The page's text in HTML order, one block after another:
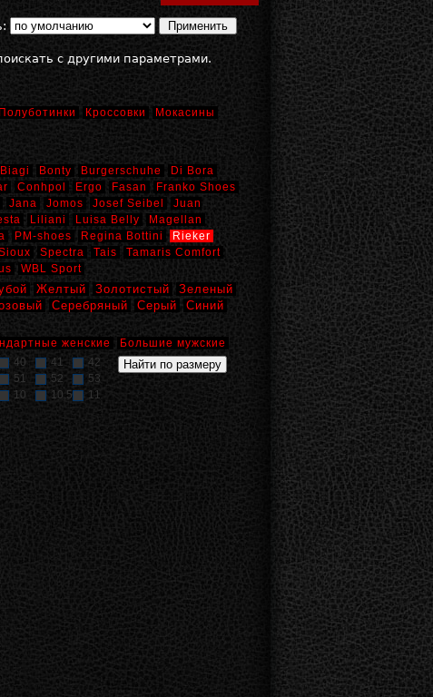
с другими параметрами.
Полуботинки Кроссовки
Мокасины
Bonty Burgerschuhe
Di Bora
Conhpol Ergo Fasan
Franko Shoes
Jana Jomos Josef Seibel
Juan
Liliani Luisa Belly
Magellan
PM-shoes Regina Bottini
Rieker
Spectra Tais
Tamaris Comfort
WBL Sport
Желтый Золотистый
Зеленый
Серебряный Серый
Синий
женские Большие мужские
40 41
42
51 52
53
10 10,5 11